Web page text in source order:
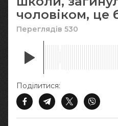
чоловіком, це
Переглядів 530
Поділитися: